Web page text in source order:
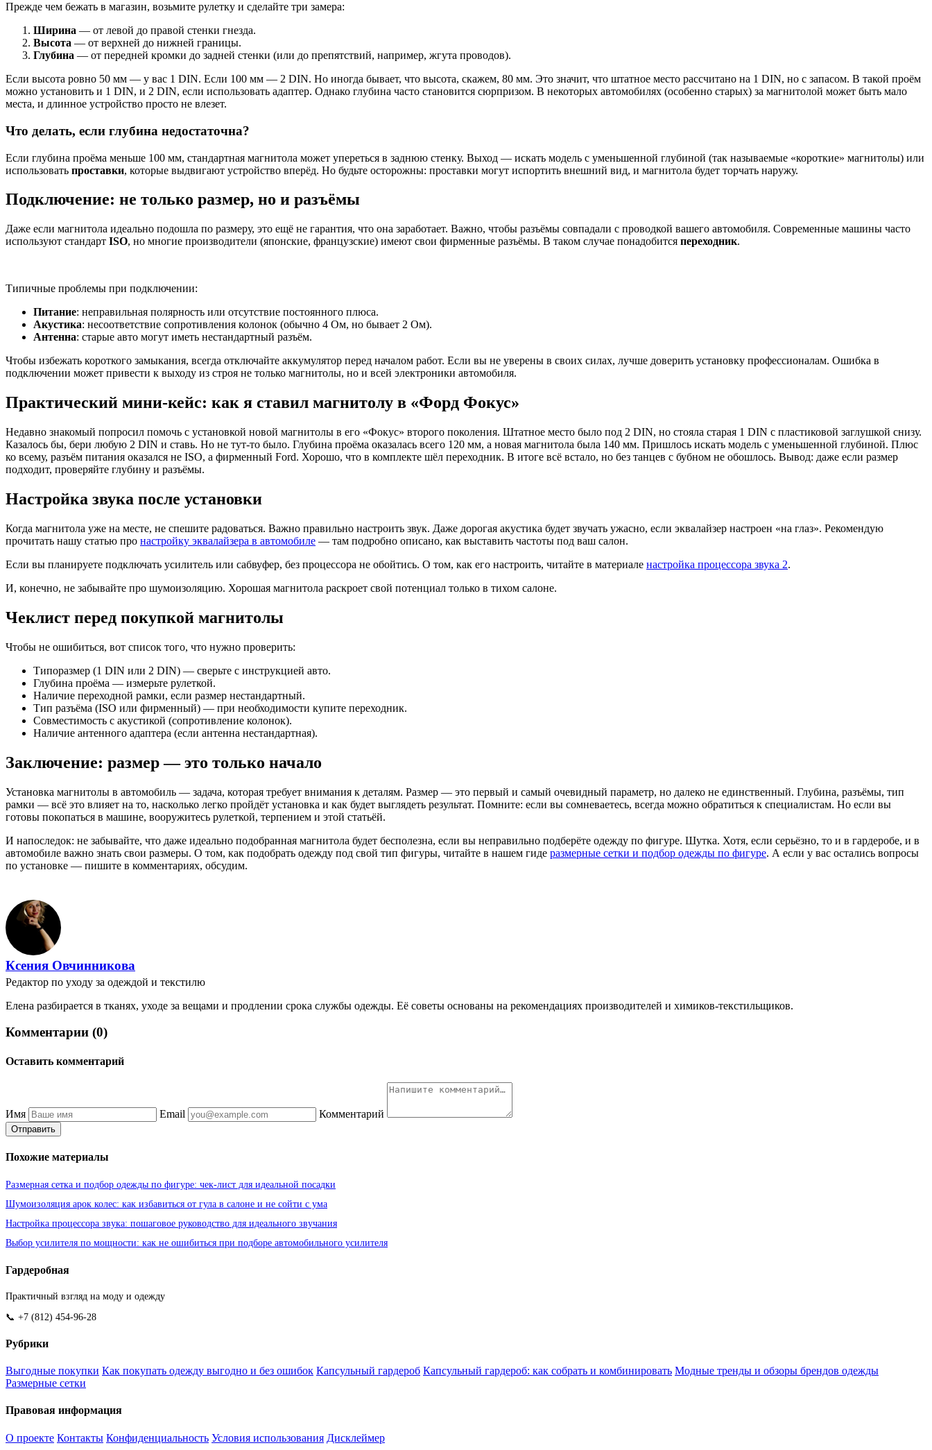
Прежде чем бежать в магазин, возьмите рулетку и сделайте три замера:
Ширина — от левой до правой стенки гнезда.
Высота — от верхней до нижней границы.
Глубина — от передней кромки до задней стенки (или до препятствий, например, жгута проводов).
Если высота ровно 50 мм — у вас 1 DIN. Если 100 мм — 2 DIN. Но иногда бывает, что высота, скажем, 80 мм. Это значит, что штатное место рассчитано на 1 DIN, но с запасом. В такой проём
можно установить и 1 DIN, и 2 DIN, если использовать адаптер. Однако глубина часто становится сюрпризом. В некоторых автомобилях (особенно старых) за магнитолой может быть мало
места, и длинное устройство просто не влезет.
Что делать, если глубина недостаточна?
Если глубина проёма меньше 100 мм, стандартная магнитола может упереться в заднюю стенку. Выход — искать модель с уменьшенной глубиной (так называемые «короткие» магнитолы) или
использовать проставки, которые выдвигают устройство вперёд. Но будьте осторожны: проставки могут испортить внешний вид, и магнитола будет торчать наружу.
Подключение: не только размер, но и разъёмы
Даже если магнитола идеально подошла по размеру, это ещё не гарантия, что она заработает. Важно, чтобы разъёмы совпадали с проводкой вашего автомобиля. Современные машины часто
используют стандарт ISO, но многие производители (японские, французские) имеют свои фирменные разъёмы. В таком случае понадобится переходник.
Типичные проблемы при подключении:
Питание: неправильная полярность или отсутствие постоянного плюса.
Акустика: несоответствие сопротивления колонок (обычно 4 Ом, но бывает 2 Ом).
Антенна: старые авто могут иметь нестандартный разъём.
Чтобы избежать короткого замыкания, всегда отключайте аккумулятор перед началом работ. Если вы не уверены в своих силах, лучше доверить установку профессионалам. Ошибка в
подключении может привести к выходу из строя не только магнитолы, но и всей электроники автомобиля.
Практический мини-кейс: как я ставил магнитолу в «Форд Фокус»
Недавно знакомый попросил помочь с установкой новой магнитолы в его «Фокус» второго поколения. Штатное место было под 2 DIN, но стояла старая 1 DIN с пластиковой заглушкой снизу.
Казалось бы, бери любую 2 DIN и ставь. Но не тут-то было. Глубина проёма оказалась всего 120 мм, а новая магнитола была 140 мм. Пришлось искать модель с уменьшенной глубиной. Плюс
ко всему, разъём питания оказался не ISO, а фирменный Ford. Хорошо, что в комплекте шёл переходник. В итоге всё встало, но без танцев с бубном не обошлось. Вывод: даже если размер
подходит, проверяйте глубину и разъёмы.
Настройка звука после установки
Когда магнитола уже на месте, не спешите радоваться. Важно правильно настроить звук. Даже дорогая акустика будет звучать ужасно, если эквалайзер настроен «на глаз». Рекомендую
прочитать нашу статью про настройку эквалайзера в автомобиле — там подробно описано, как выставить частоты под ваш салон.
Если вы планируете подключать усилитель или сабвуфер, без процессора не обойтись. О том, как его настроить, читайте в материале настройка процессора звука 2.
И, конечно, не забывайте про шумоизоляцию. Хорошая магнитола раскроет свой потенциал только в тихом салоне.
Чеклист перед покупкой магнитолы
Чтобы не ошибиться, вот список того, что нужно проверить:
Типоразмер (1 DIN или 2 DIN) — сверьте с инструкцией авто.
Глубина проёма — измерьте рулеткой.
Наличие переходной рамки, если размер нестандартный.
Тип разъёма (ISO или фирменный) — при необходимости купите переходник.
Совместимость с акустикой (сопротивление колонок).
Наличие антенного адаптера (если антенна нестандартная).
Заключение: размер — это только начало
Установка магнитолы в автомобиль — задача, которая требует внимания к деталям. Размер — это первый и самый очевидный параметр, но далеко не единственный. Глубина, разъёмы, тип
рамки — всё это влияет на то, насколько легко пройдёт установка и как будет выглядеть результат. Помните: если вы сомневаетесь, всегда можно обратиться к специалистам. Но если вы
готовы покопаться в машине, вооружитесь рулеткой, терпением и этой статьёй.
И напоследок: не забывайте, что даже идеально подобранная магнитола будет бесполезна, если вы неправильно подберёте одежду по фигуре. Шутка. Хотя, если серьёзно, то и в гардеробе, и в
автомобиле важно знать свои размеры. О том, как подобрать одежду под свой тип фигуры, читайте в нашем гиде размерные сетки и подбор одежды по фигуре. А если у вас остались вопросы
по установке — пишите в комментариях, обсудим.
Ксения Овчинникова
Редактор по уходу за одеждой и текстилю
Елена разбирается в тканях, уходе за вещами и продлении срока службы одежды. Её советы основаны на рекомендациях производителей и химиков-текстильщиков.
Комментарии (0)
Оставить комментарий
Имя Email Комментарий
Отправить
Похожие материалы
Размерная сетка и подбор одежды по фигуре: чек-лист для идеальной посадки
Шумоизоляция арок колес: как избавиться от гула в салоне и не сойти с ума
Настройка процессора звука: пошаговое руководство для идеального звучания
Выбор усилителя по мощности: как не ошибиться при подборе автомобильного усилителя
Гардеробная
Практичный взгляд на моду и одежду
📞 +7 (812) 454-96-28
Рубрики
Выгодные покупки Как покупать одежду выгодно и без ошибок Капсульный гардероб Капсульный гардероб: как собрать и комбинировать Модные тренды и обзоры брендов одежды
Размерные сетки
Правовая информация
О проекте Контакты Конфиденциальность Условия использования Дисклеймер